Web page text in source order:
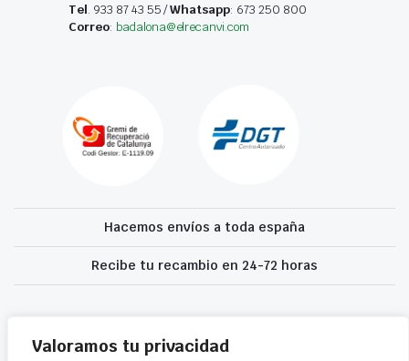
Valoramos tu privacidad
Tel. 933 87 43 55 /Whatsapp: 673 250 800
Correo: badalona@elrecanvi.com
Hacemos envíos a toda españa
Recibe tu recambio en 24-72 horas
accesibilidad